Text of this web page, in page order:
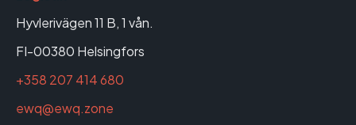
Hyvlerivägen 11 B, 1 vån.
FI-00380 Helsingfors
+358 207 414 680
ewq@ewq.zone